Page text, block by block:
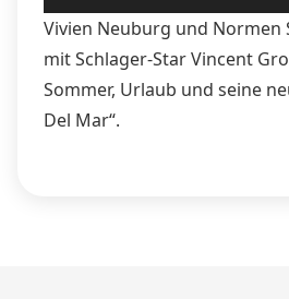
Player
Vivien Neuburg und Normen
mit Schlager-Star Vincent
Sommer, Urlaub und seine
Del Mar“.